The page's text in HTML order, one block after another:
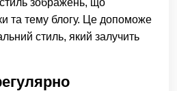
зображень, що
та тему блогу. Це допоможе
стиль, який залучить